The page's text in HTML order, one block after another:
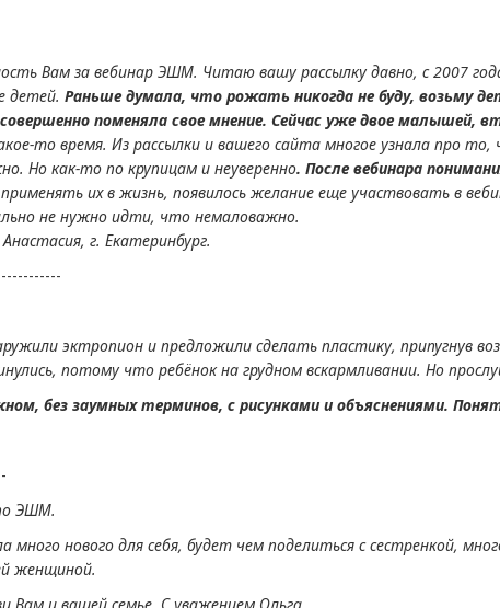
Вам за вебинар ЭШМ. Читаю вашу рассылку давно, с 2007
детей. Раньше думала, что рожать никогда не буду, возьму
поменяла свое мнение. Сейчас уже двое малышей,
то время. Из рассылки и вашего сайта многое узнала про
Но как-то по крупицам и неуверенно. После вебинара
их в жизнь, появилось желание еще участвовать в
не нужно идти, что немаловажно.
г. Екатеринбург.
эктропион и предложили сделать пластику, припугнув
потому что ребёнок на грудном вскармливании. Но
без заумных терминов, с рисунками и объяснениями.
ЭШМ.
нового для себя, будет чем поделиться с сестренкой,
женщиной.